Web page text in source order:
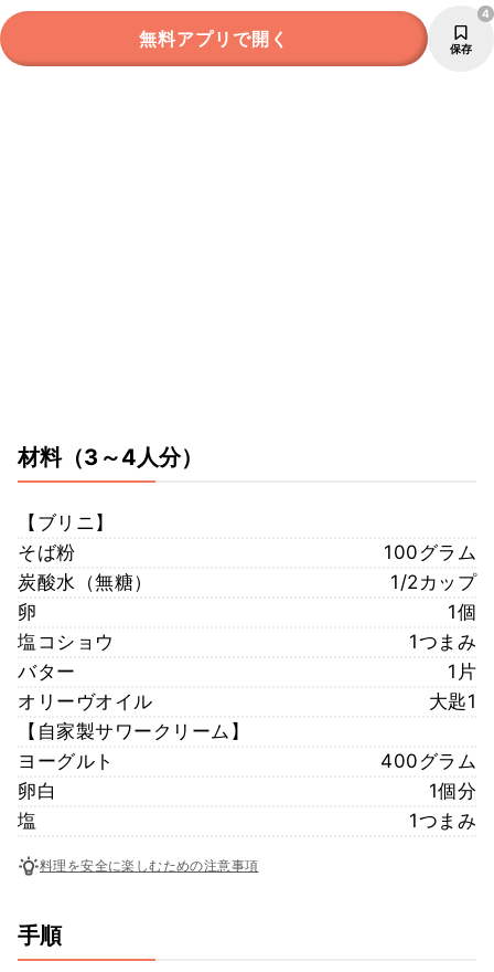
無料アプリで開く 保存
4
材料（3～4人分）
【ブリニ】
そば粉
100グラム
炭酸水（無糖）
1/2カップ
卵
1個
塩コショウ
1つまみ
バター
1片
オリーヴオイル
大匙1
【自家製サワークリーム】
ヨーグルト
400グラム
卵白
1個分
塩
1つまみ
料理を安全に楽しむための注意事項
手順